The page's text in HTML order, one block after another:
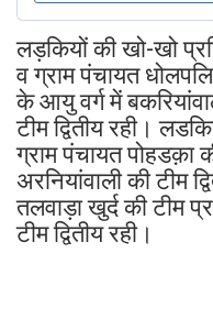
लड़कियों की खो-खो
व ग्राम पंचायत
के आयु वर्ग में
टीम द्वितीय रही।
ग्राम पंचायत पोहडक़ा
अरनियांवाली की टीम
तलवाड़ा खुर्द की टीम
टीम द्वितीय रही।